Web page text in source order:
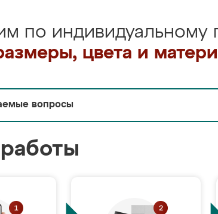
по индивидуальному
цвета и
вопросы